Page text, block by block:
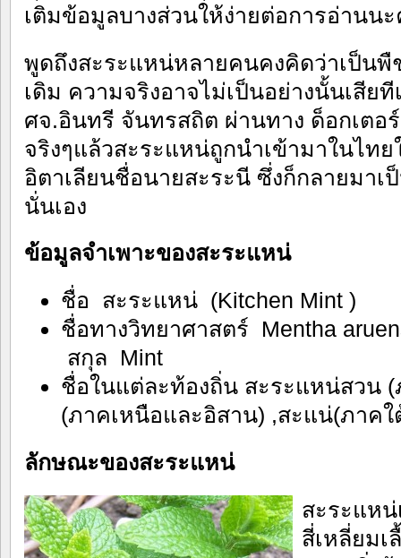
เติมข้อมูลบางส่วนให้ง่ายต่อการอ่านน
พูดถึงสะระแหน่หลายคนคงคิดว่าเป็น
เดิม ความจริงอาจไม่เป็นอย่างนั้นเสีย
ศจ.อินทรี จันทรสถิต ผ่านทาง ด็อกเตอ
จริงๆแล้วสะระแหน่ถูกนำเข้ามาในไท
อิตาเลียนชื่อนายสะระนี ซึ่งก็กลายมาเ
นั่นเอง
ข้อมูลจำเพาะของสะระแหน่
ชื่อ สะระแหน่ (Kitchen Mint )
ชื่อทางวิทยาศาสตร์ Mentha
สกุล Mint
ชื่อในแต่ละท้องถิ่น สะระแหน่สวน
(ภาคเหนือและอิสาน) ,สะแน่(ภาคใ
ลักษณะของสะระแหน่
สะระแห
สี่เหลี่ยม